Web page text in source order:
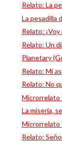
Relato: La
La pesadilla
Relato:
Relato: Un
Planetary
Relato: Mi
Relato: No
Microrrelato
La miseria,
Microrrelato
Relato: